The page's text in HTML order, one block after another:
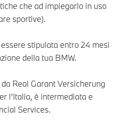
che ad impiegarlo in uso
sportive).
stipulata entro 24 mesi
della tua BMW.
Real Garant Versicherung
l’Italia, è intermediata e
Services.